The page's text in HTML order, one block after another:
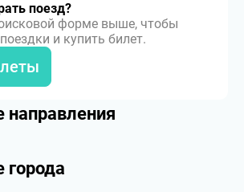
поезд?
форме выше, чтобы
и купить билет.
города